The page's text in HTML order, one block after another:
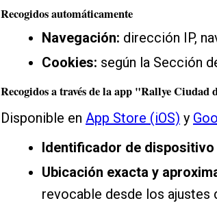
Recogidos automáticamente
Navegación: dirección IP,
Cookies: según la Sección
Recogidos a través de la app "Rallye Ciudad
Disponible en App Store (iOS) y
Identificador de dispositivo
Ubicación exacta y
revocable desde los ajustes